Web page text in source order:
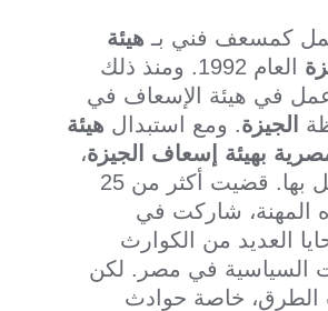
كمسعف فني بـ هيئة
العام 1992. ومنذ ذلك
في هيئة الإسعاف في
الجيزة. ومع استبدال هيئة
بهيئة إسعاف الجيزة،
انتقلت للعمل بها. قضيت أكثر من 25
المهنة، شاركت في
العديد من الكوارث
السياسية في مصر. لكن
خاصة حوادث